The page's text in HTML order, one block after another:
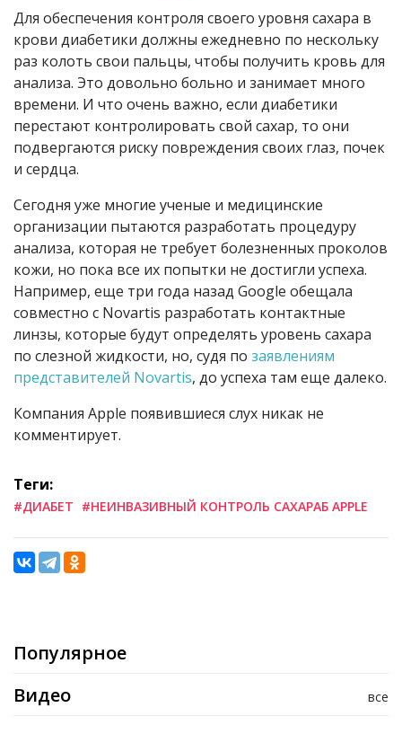
Для обеспечения контроля своего уровня сахара в
крови диабетики должны ежедневно по нескольку
раз колоть свои пальцы, чтобы получить кровь для
анализа. Это довольно больно и занимает много
времени. И что очень важно, если диабетики
перестают контролировать свой сахар, то они
подвергаются риску повреждения своих глаз, почек
и сердца.
Сегодня уже многие ученые и медицинские
организации пытаются разработать процедуру
анализа, которая не требует болезненных проколов
кожи, но пока все их попытки не достигли успеха.
Например, еще три года назад Google обещала
совместно с Novartis разработать контактные
линзы, которые будут определять уровень сахара
по слезной жидкости, но, судя по заявлениям
представителей Novartis, до успеха там еще далеко.
Компания Apple появившиеся слух никак не
комментирует.
Теги:
#ДИАБЕТ #НЕИНВАЗИВНЫЙ КОНТРОЛЬ САХАРАБ APPLE
Популярное
все
Видео